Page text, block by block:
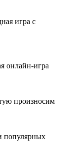
игра с
онлайн-игра
произносим
популярных